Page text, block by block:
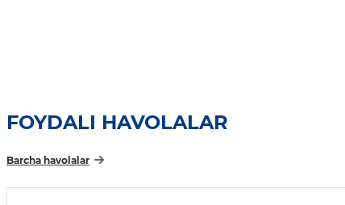
FOYDALI HAVOLALAR
Barcha havolalar